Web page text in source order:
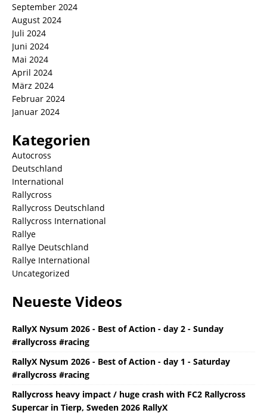
September 2024
August 2024
Juli 2024
Juni 2024
Mai 2024
April 2024
März 2024
Februar 2024
Januar 2024
Kategorien
Autocross
Deutschland
International
Rallycross
Rallycross Deutschland
Rallycross International
Rallye
Rallye Deutschland
Rallye International
Uncategorized
Neueste Videos
RallyX Nysum 2026 - Best of Action - day 2 - Sunday
#rallycross #racing
RallyX Nysum 2026 - Best of Action - day 1 - Saturday
#rallycross #racing
Rallycross heavy impact / huge crash with FC2 Rallycross
Supercar in Tierp, Sweden 2026 RallyX